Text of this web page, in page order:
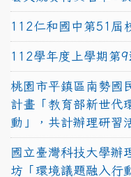
112仁和國中第51屆
112學年度上學期第
桃園市平鎮區南勢國
計畫「教育部新世代
動」，共計辦理研習
國立臺灣科技大學辦
坊「環境議題融入行